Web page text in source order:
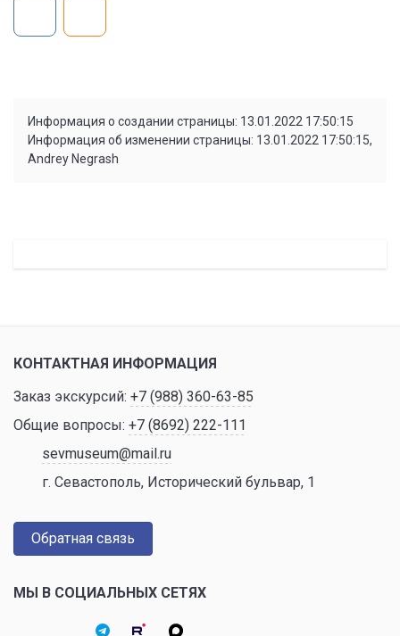
Информация о создании страницы: 13.01.2022 17:50:15
Информация об изменении страницы: 13.01.2022 17:50:15,
Andrey Negrash
КОНТАКТНАЯ ИНФОРМАЦИЯ
Заказ экскурсий: +7 (988) 360-63-85
Общие вопросы: +7 (8692) 222-111
sevmuseum@mail.ru
г. Севастополь, Исторический бульвар, 1
Обратная связь
МЫ В СОЦИАЛЬНЫХ СЕТЯХ